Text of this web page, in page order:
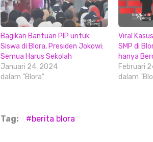
Bagikan Bantuan PIP untuk
Siswa di Blora, Presiden Jokowi:
Semua Harus Sekolah
Januari 24, 2024
dalam "Blora"
Viral
SMP di
hanya
Februari
dalam
Tag: berita blora